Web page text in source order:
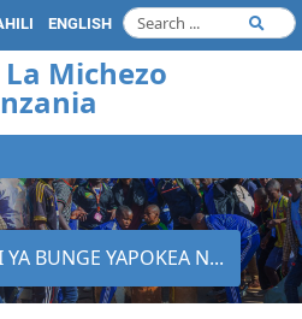
ENGLISH
Michezo
YA BUNGE YAPOKEA N...